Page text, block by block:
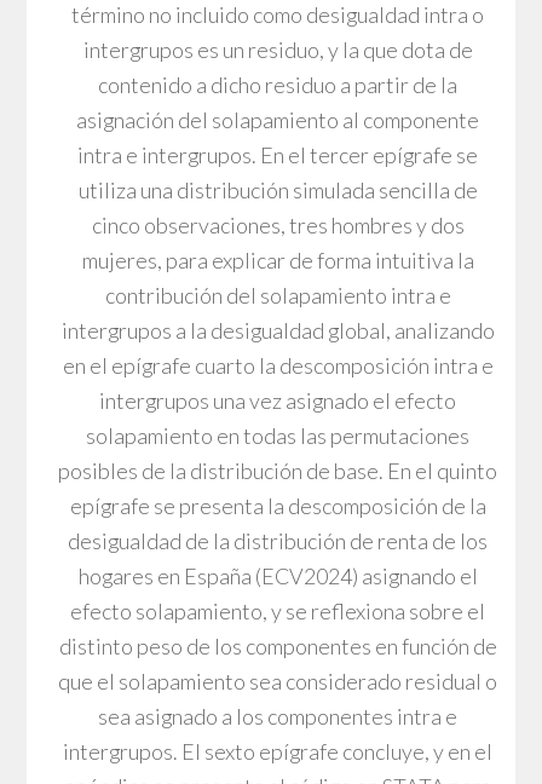
término no incluido como desigualdad intra o
intergrupos es un residuo, y la que dota de
contenido a dicho residuo a partir de la
asignación del solapamiento al componente
intra e intergrupos. En el tercer epígrafe se
utiliza una distribución simulada sencilla de
cinco observaciones, tres hombres y dos
mujeres, para explicar de forma intuitiva la
contribución del solapamiento intra e
intergrupos a la desigualdad global, analizando
en el epígrafe cuarto la descomposición intra e
intergrupos una vez asignado el efecto
solapamiento en todas las permutaciones
posibles de la distribución de base. En el quinto
epígrafe se presenta la descomposición de la
desigualdad de la distribución de renta de los
hogares en España (ECV2024) asignando el
efecto solapamiento, y se reflexiona sobre el
distinto peso de los componentes en función de
que el solapamiento sea considerado residual o
sea asignado a los componentes intra e
intergrupos. El sexto epígrafe concluye, y en el